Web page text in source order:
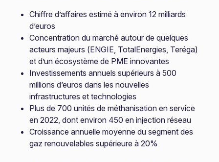
Chiffre d’affaires estimé à environ 12 milliards
d’euros
Concentration du marché autour de quelques
acteurs majeurs (ENGIE, TotalEnergies, Teréga)
et d’un écosystème de PME innovantes
Investissements annuels supérieurs à 500
millions d’euros dans les nouvelles
infrastructures et technologies
Plus de 700 unités de méthanisation en service
en 2022, dont environ 450 en injection réseau
Croissance annuelle moyenne du segment des
gaz renouvelables supérieure à 20%